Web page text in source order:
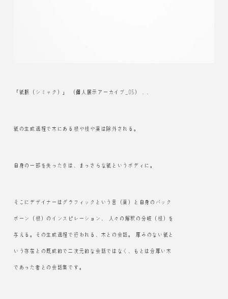
「紙脈（シミャク）」 （個人展示アーカイブ_05） . .
紙の生成過程で木にある根や枝や葉は除外される。
自身の一部を失ったきは、まっさらな紙というボディに。
そこにデザイナーはグラフィックという言（葉）と自身のバック
ボーン（根）のインスピレーション、 人々の解釈の分岐（枝）を
与える。その生成過程で行われる、木との会話。 厚みのない紙と
いう存在との既成的で二次元的な会話ではなく、もとは分厚い木
であった者との会話集です。